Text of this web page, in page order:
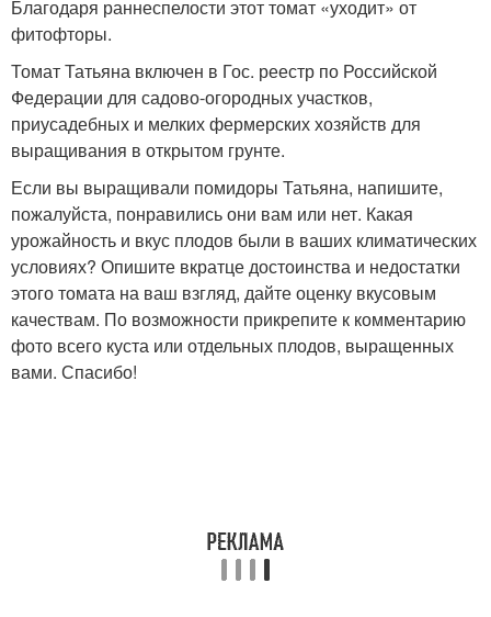
Благодаря раннеспелости этот томат «уходит» от
фитофторы.
Томат Татьяна включен в Гос. реестр по Российской
Федерации для садово-огородных участков,
приусадебных и мелких фермерских хозяйств для
выращивания в открытом грунте.
Если вы выращивали помидоры Татьяна, напишите,
пожалуйста, понравились они вам или нет. Какая
урожайность и вкус плодов были в ваших климатических
условиях? Опишите вкратце достоинства и недостатки
этого томата на ваш взгляд, дайте оценку вкусовым
качествам. По возможности прикрепите к комментарию
фото всего куста или отдельных плодов, выращенных
вами. Спасибо!